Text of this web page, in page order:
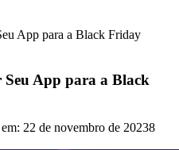
App para a Black Friday
Seu App para a Black
: 22 de novembro de 20238